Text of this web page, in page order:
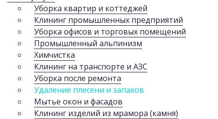
Уборка квартир и коттеджей
Клининг промышленных предприятий
Уборка офисов и торговых помещений
Промышленный альпинизм
Химчистка
Клининг на транспорте и АЗС
Уборка после ремонта
Удаление плесени и запахов
Мытье окон и фасадов
Клининг изделий из мрамора (камня)